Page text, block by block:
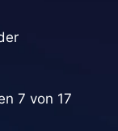
7 von 17